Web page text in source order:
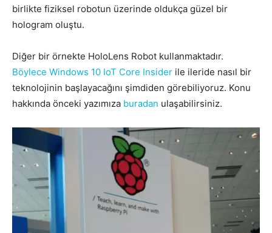
birlikte fiziksel robotun üzerinde oldukça güzel bir
hologram oluştu.
Diğer bir örnekte HoloLens Robot kullanmaktadır.
Böylece Windows 10 IoT Core Insider ile ileride nasıl bir
teknolojinin başlayacağını şimdiden görebiliyoruz. Konu
hakkında önceki yazımıza buradan ulaşabilirsiniz.